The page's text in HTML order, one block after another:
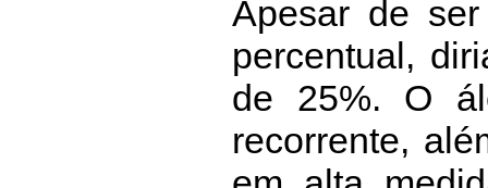
Apesar de
percentual,
de 25%. O
recorrente,